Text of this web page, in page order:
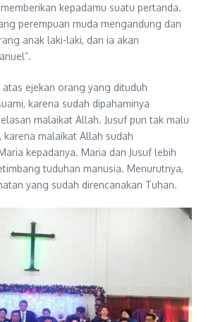
kepadamu suatu pertanda.
perempuan muda mengandung dan
anak laki-laki, dan ia akan
ejekan orang yang dituduh
karena sudah dipahaminya
malaikat Allah. Jusuf pun tak malu
malaikat Allah sudah
kepadanya. Maria dan Jusuf lebih
tuduhan manusia. Menurutnya,
yang sudah direncanakan Tuhan.